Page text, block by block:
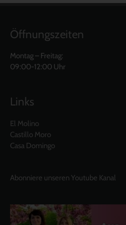
Öffnungszeiten
Montag – Freitag:
09:00-12:00 Uhr
Links
El Molino
Castillo Moro
Casa Domingo
Abonniere unseren Youtube Kanal